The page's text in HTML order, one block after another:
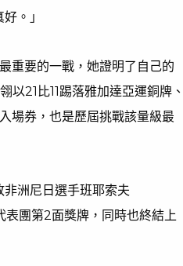
。」
重要的一戰，她證明了自己的
21比11踢落雅加達亞運銅牌、
場券，也是歷屆挑戰該量級最
洲尼日選手班耶索夫
團第2面獎牌，同時也終結上